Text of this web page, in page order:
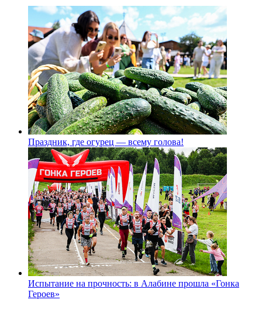
Праздник, где огурец — всему голова!
Испытание на прочность: в Алабине прошла «Гонка
Героев»